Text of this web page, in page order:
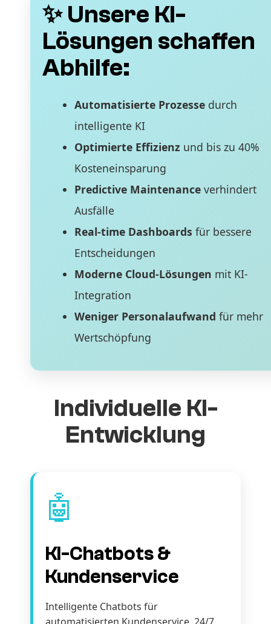
✨ Unsere KI-
Lösungen schaffen
Abhilfe:
Automatisierte Prozessedurch
intelligente KI
Optimierte Effizienz und bis zu 40%
Kosteneinsparung
Predictive Maintenanceverhindert
Ausfälle
Real-time Dashboards für bessere
Entscheidungen
Moderne Cloud-Lösungen mit KI-
Integration
Weniger Personalaufwand für mehr
Wertschöpfung
Individuelle KI-
Entwicklung
🤖
KI-Chatbots &
Kundenservice
Intelligente Chatbots für